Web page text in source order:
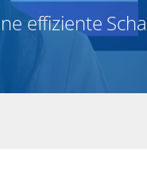
effiziente